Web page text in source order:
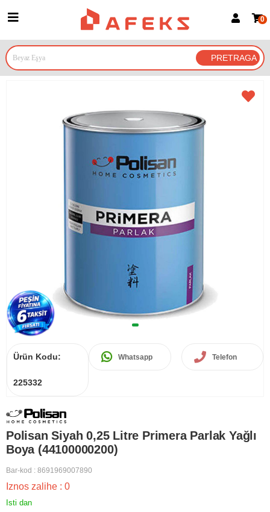
Prijava za članove
Prijavite se Google nalogom
0
Ürün Kodu:
225332
Whatsapp Telefon
Polisan Siyah 0,25 Litre Primera Parlak Yağlı
Boya (44100000200)
Bar-kod : 8691969007890
Iznos zalihe : 0
Isti dan